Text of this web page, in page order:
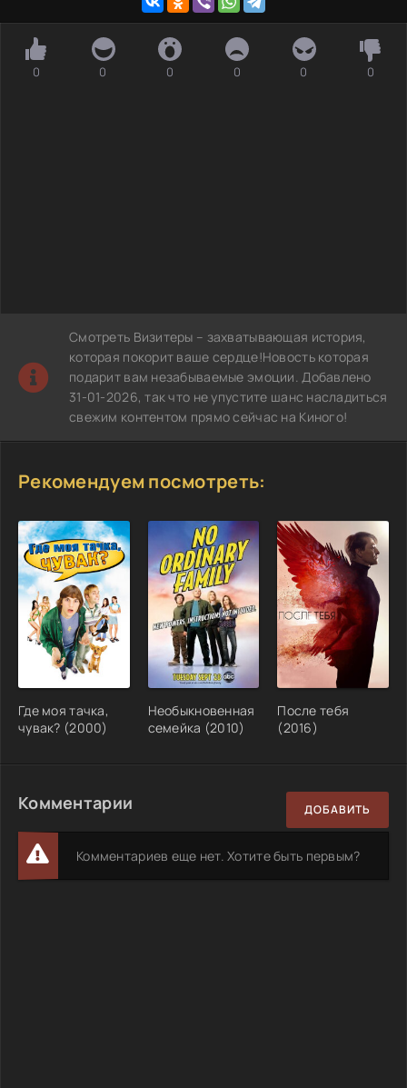
0 0 0 0 0 0
Смотреть Визитеры – захватывающая история,
которая покорит ваше сердце!Новость которая
подарит вам незабываемые эмоции. Добавлено
31-01-2026, так что не упустите шанс насладиться
свежим контентом прямо сейчас на Киного!
Рекомендуем посмотреть:
Где моя тачка,
чувак? (2000)
Необыкновенная
семейка (2010)
После тебя
(2016)
Комментарии ДОБАВИТЬ
Комментариев еще нет. Хотите быть первым?